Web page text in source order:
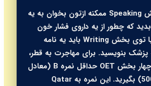
مثلاً توی بخش Speaking ممکنه ازتون بخوان به یه
که چطور از یه داروی فشار خون
استفاده کنه، یا توی بخش Writing باید یه نامه
پزشک بنویسید. برای مهاجرت به قطر،
باید توی هر چهار بخش OET حداقل نمره B (معادل
350-440 از 500) بگیرید. این نمره به Qatar